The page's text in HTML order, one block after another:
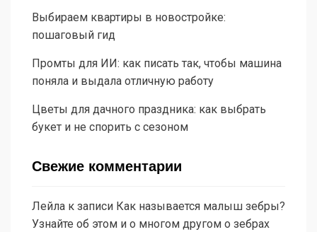
Выбираем квартиры в новостройке:
пошаговый гид
Промты для ИИ: как писать так, чтобы машина
поняла и выдала отличную работу
Цветы для дачного праздника: как выбрать
букет и не спорить с сезоном
Свежие комментарии
Лейла к записи Как называется малыш зебры?
Узнайте об этом и о многом другом о зебрах